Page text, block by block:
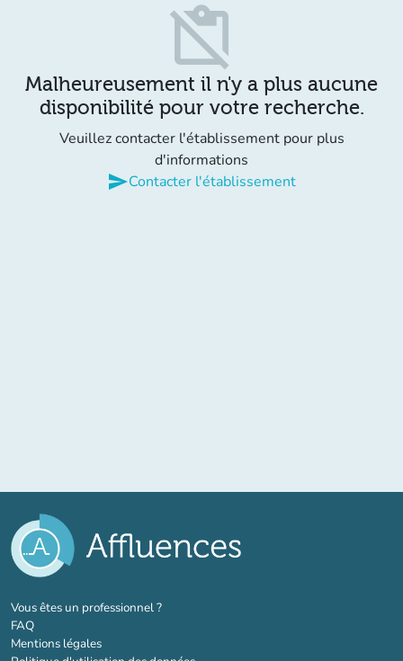
content_paste_off
Malheureusement il n'y a plus aucune
disponibilité pour votre recherche.
Veuillez contacter l'établissement pour plus
d'informations
sendContacter l'établissement
Vous êtes un professionnel ?(nouvel onglet)
FAQ
Mentions légales